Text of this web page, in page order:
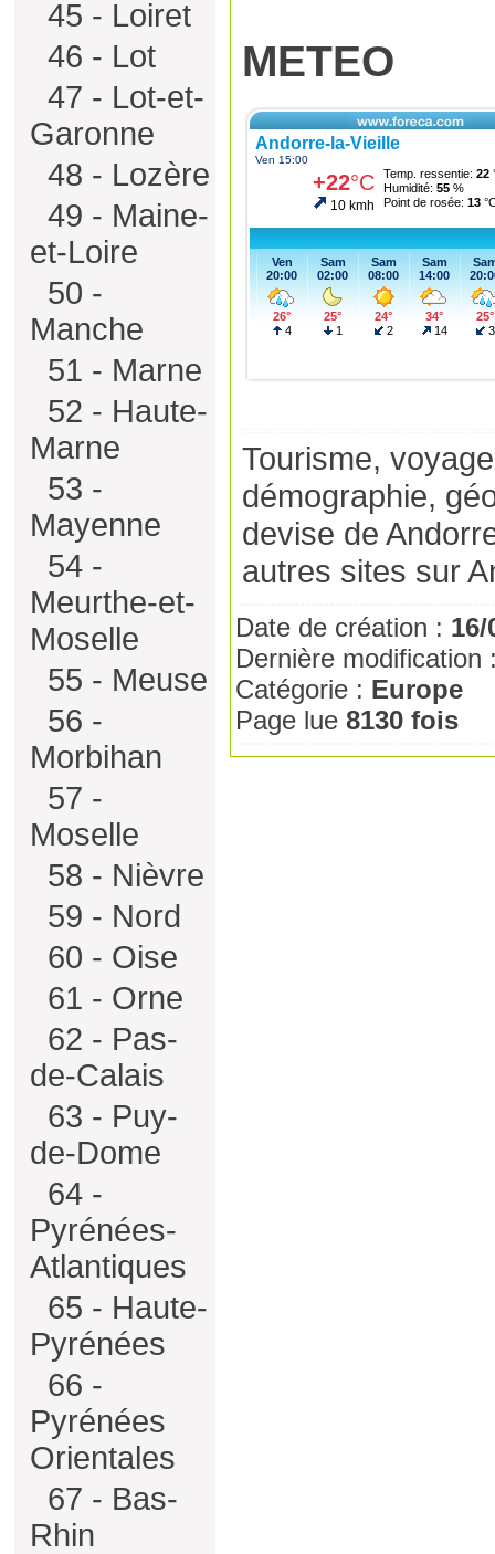
45 - Loiret
46 - Lot
47 - Lot-et-
Garonne
48 - Lozère
49 - Maine-
et-Loire
50 -
Manche
51 - Marne
52 - Haute-
Marne
53 -
Mayenne
54 -
Meurthe-et-
Moselle
55 - Meuse
56 -
Morbihan
57 -
Moselle
58 - Nièvre
59 - Nord
60 - Oise
61 - Orne
62 - Pas-
de-Calais
63 - Puy-
de-Dome
64 -
Pyrénées-
Atlantiques
65 - Haute-
Pyrénées
66 -
Pyrénées
Orientales
67 - Bas-
Rhin
METEO
Tourisme,
démographie,
devise de
autres sites sur
Date de création : 16/
Dernière
Catégorie : Europe
Page lue 8130 fois